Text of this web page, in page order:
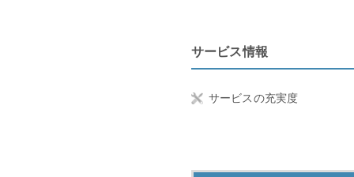
サービス情報
サービスの充実度